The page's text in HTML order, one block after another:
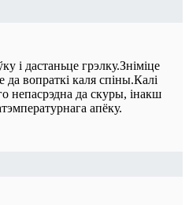
дастаньце грэлку.Зніміце
вопраткі каля спіны.Калі
непасрэдна да скуры, інакш
апёку.